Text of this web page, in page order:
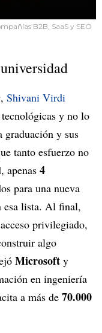
B2B, SaaS y SEO
Shivani Virdi
y no lo
graduación y sus
tanto esfuerzo no
apenas 4
para una nueva
esa lista. Al final,
privilegiado,
algo
Microsoft y
en ingeniería
a más de 70.000